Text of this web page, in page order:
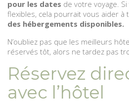
pour les dates de votre voyage.
flexibles, cela pourrait vous aider à
des hébergements disponibles.
N’oubliez pas que les meilleurs
réservés tôt, alors ne tardez pas
Réservez
avec l’hôtel